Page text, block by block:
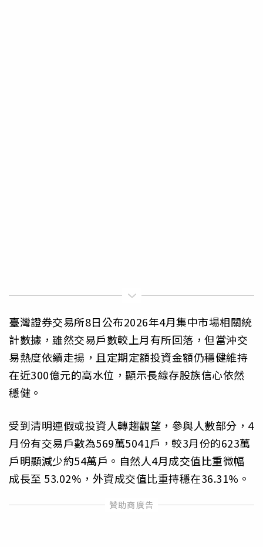
臺灣證券交易所8日公布2026年4月集中市場相關統
計數據，雖然交易戶數較上月有所回落，但當沖交
易熱度依續走揚，且定期定額投資金額仍穩健維持
在近300億元的高水位，顯示長線存股族信心依然
穩健。
受到清明連假或投資人轉趨觀望，參與人數部分，4
月份有交易戶數為569萬5041戶，較3月份的623萬
戶明顯減少約54萬戶。自然人4月成交值比重微幅
成長至 53.02%，外資成交值比重持穩在36.31%。